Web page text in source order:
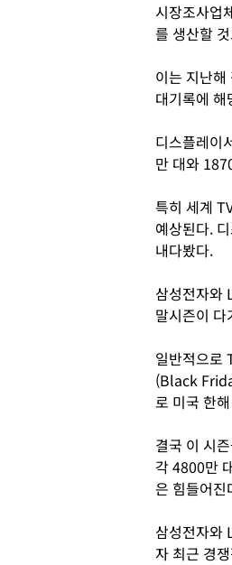
시장조사업
를 생산할
이는 지난
대기록에 해
디스플레이
만 대와
특히 세계
예상된다.
내다봤다.
삼성전자와
말시즌이
일반적으로
(Black
로 미국 한
결국 이 시
각 4800만
은 힘들어진
삼성전자와
자 최근 경